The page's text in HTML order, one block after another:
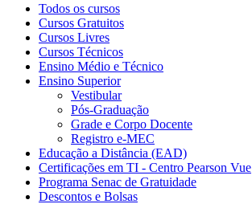
Todos os cursos
Cursos Gratuitos
Cursos Livres
Cursos Técnicos
Ensino Médio e Técnico
Ensino Superior
Vestibular
Pós-Graduação
Grade e Corpo Docente
Registro e-MEC
Educação a Distância (EAD)
Certificações em TI - Centro Pearson Vue
Programa Senac de Gratuidade
Descontos e Bolsas